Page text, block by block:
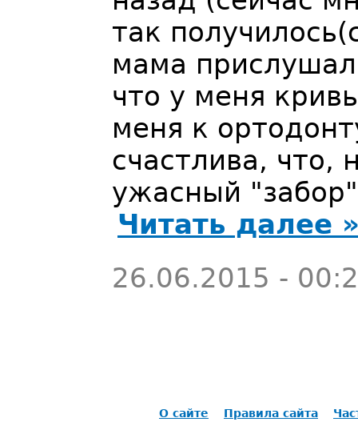
так
мама
что у меня
меня к
счастлива, что,
ужасный
Читать далее
26.06.2015 -
О сайте Правила сайта